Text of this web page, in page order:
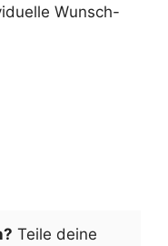
Wunsch-
Teile deine